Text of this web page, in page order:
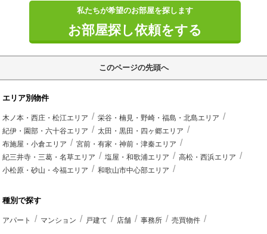
私たちが希望のお部屋を探します
お部屋探し依頼をする
このページの先頭へ
エリア別物件
木ノ本・西庄・松江エリア
栄谷・楠見・野崎・福島・北島エリア
紀伊・園部・六十谷エリア
太田・黒田・四ヶ郷エリア
布施屋・小倉エリア
宮前・有家・神前・津秦エリア
紀三井寺・三葛・名草エリア
塩屋・和歌浦エリア
高松・西浜エリア
小松原・砂山・今福エリア
和歌山市中心部エリア
種別で探す
アパート マンション 戸建て 店舗 事務所 売買物件